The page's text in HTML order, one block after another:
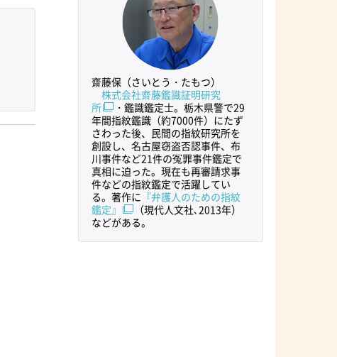
齋藤保（さいとう・たもつ）
株式会社齋藤鑑識証明研究
所
・鑑識鑑定士。栃木県警で29
年間指紋鑑識（約7000件）にたず
さわった後、民間の指紋研究所を
創設し、名古屋窃盗否認事件、布
川事件など21件の冤罪事件鑑定で
真相に迫った。現在も再審請求事
件などの指紋鑑定で活躍してい
る。著作に 『弁護人のための指紋
鑑定』
（現代人文社､2013年）
などがある。